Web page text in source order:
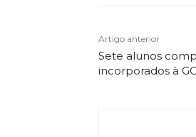
Artigo anterior
Sete alunos
incorporados à